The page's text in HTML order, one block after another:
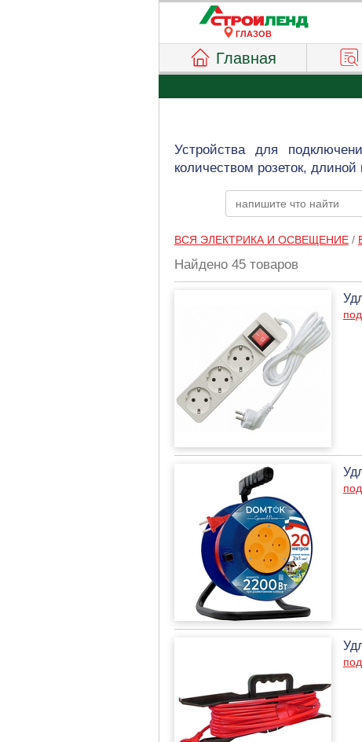
ГЛАЗОВ
Главная
Устройства для
количеством розеток,
ВСЯ ЭЛЕКТРИКА И ОСВЕЩЕНИЕ/
Найдено 45 товаров